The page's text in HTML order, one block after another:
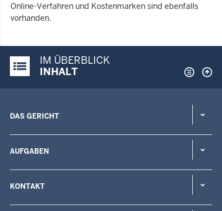
Online-Verfahren und Kostenmarken sind ebenfalls
vorhanden.
Justiz-Portal im Überblick:
IM ÜBERBLICK
INHALT
DAS GERICHT
AUFGABEN
KONTAKT